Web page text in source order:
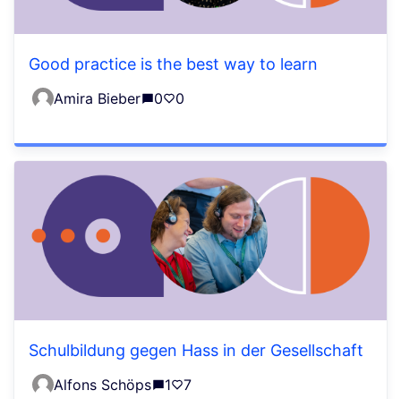
Good practice is the best way to learn
Amira Bieber 0 0
Schulbildung gegen Hass in der Gesellschaft
Alfons Schöps 1 7